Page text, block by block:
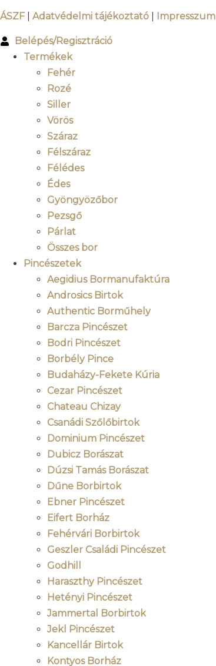
ÁSZF| Adatvédelmi tájékoztató Impresszum
Belépés/Regisztráció
Termékek
Fehér
Rozé
Siller
Vörös
Száraz
Félszáraz
Félédes
Édes
Gyöngyözőbor
Pezsgő
Párlat
Összes bor
Pincészetek
Aegidius Bormanufaktúra
Androsics Birtok
Authentic Borműhely
Barcza Pincészet
Bodri Pincészet
Borbély Pince
Budaházy-Fekete Kúria
Cezar Pincészet
Chateau Chizay
Csanádi Szőlőbirtok
Dominium Pincészet
Dubicz Borászat
Dúzsi Tamás Borászat
Dűne Borbirtok
Ebner Pincészet
Eifert Borház
Fehérvári Borbirtok
Geszler Családi Pincészet
Godhill
Haraszthy Pincészet
Hetényi Pincészet
Jammertal Borbirtok
Jekl Pincészet
Kancellár Birtok
Kontyos Borház